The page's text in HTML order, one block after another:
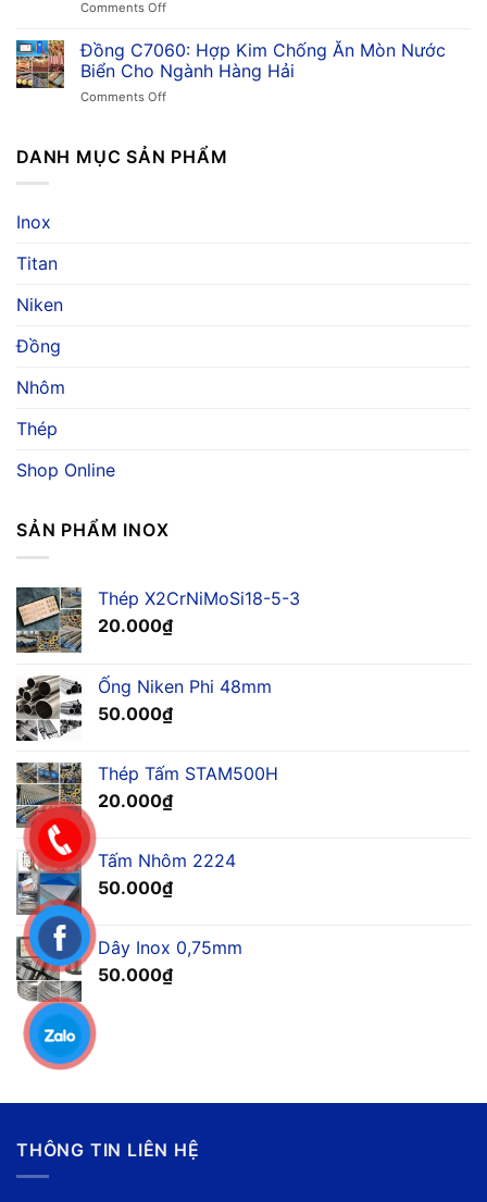
Ứng
Dụng
Đồng
Ăn
Mòn,
Ứng
Hàng
Comments Offon
C7150:
Khả
Năng
Chống
Nước
Đồng C7060: Hợp Kim Chống Ăn Mòn Nước
Biển Cho Ngành Hàng Hải
Comments Offon
Hợp
DANH MỤC SẢN PHẨM
Inox
Titan
Niken
Đồng
Nhôm
Thép
Shop Online
SẢN PHẨM INOX
Thép X2CrNiMoSi18-5-3
20.000₫
Ống Niken Phi 48mm
50.000₫
Thép Tấm STAM500H
20.000₫
Tấm Nhôm 2224
50.000₫
Dây Inox 0,75mm
50.000₫
THÔNG TIN LIÊN HỆ